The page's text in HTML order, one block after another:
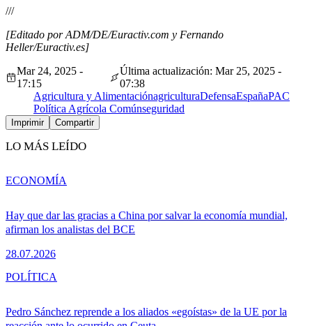
///
[Editado por ADM/DE/Euractiv.com y Fernando
Heller/Euractiv.es]
Mar 24, 2025 -
17:15
Última actualización: Mar 25, 2025 -
07:38
Agricultura y AlimentaciónagriculturaDefensaEspañaPAC
Política Agrícola Comúnseguridad
Imprimir Compartir
LO MÁS LEÍDO
Hay que dar las gracias a China por salvar la economía mundial,
afirman los analistas del BCE
28.07.2026
ECONOMÍA
Pedro Sánchez reprende a los aliados «egoístas» de la UE por la
POLÍTICA